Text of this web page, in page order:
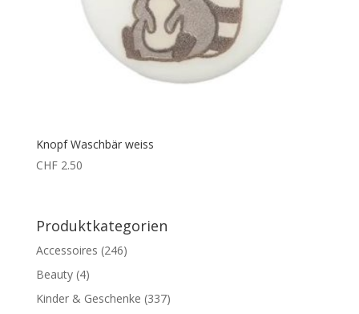
Knopf Waschbär weiss
CHF2.50
Produktkategorien
Accessoires (246)
Beauty (4)
Kinder & Geschenke (337)